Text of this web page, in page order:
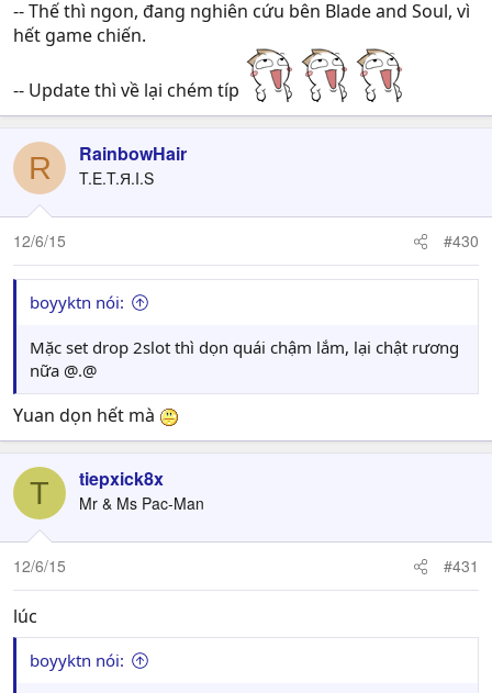
-- Thế thì ngon, đang nghiên cứu bên Blade and Soul, vì
hết game chiến.
-- Update thì về lại chém típ
R RainbowHair
T.E.T.Я.I.S
12/6/15 #430
boyyktn nói:
Mặc set drop 2slot thì dọn quái chậm lắm, lại chật rương
nữa @.@
Yuan dọn hết mà
T tiepxick8x
Mr & Ms Pac-Man
12/6/15 #431
lúc
boyyktn nói: